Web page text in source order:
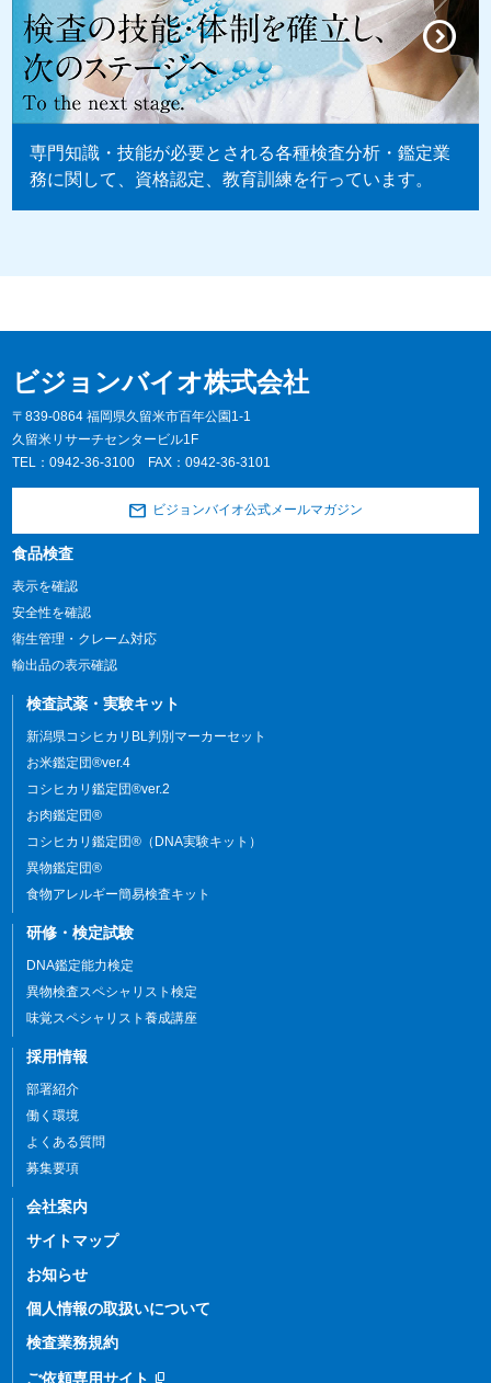
専門知識・技能が必要とされる各種検査分析・鑑定業
務に関して、資格認定、教育訓練を行っています。
ビジョンバイオ株式会社
〒839-0864 福岡県久留米市百年公園1-1
久留米リサーチセンタービル1F
TEL：0942-36-3100 FAX：0942-36-3101
ビジョンバイオ公式メールマガジン
食品検査
表示を確認
安全性を確認
衛生管理・クレーム対応
輸出品の表示確認
検査試薬・実験キット
新潟県コシヒカリBL判別マーカーセット
お米鑑定団®ver.4
コシヒカリ鑑定団®ver.2
お肉鑑定団®
コシヒカリ鑑定団®（DNA実験キット）
異物鑑定団®
食物アレルギー簡易検査キット
研修・検定試験
DNA鑑定能力検定
異物検査スペシャリスト検定
味覚スペシャリスト養成講座
採用情報
部署紹介
働く環境
よくある質問
募集要項
会社案内
サイトマップ
お知らせ
個人情報の取扱いについて
検査業務規約
ご依頼専用サイト content_copy